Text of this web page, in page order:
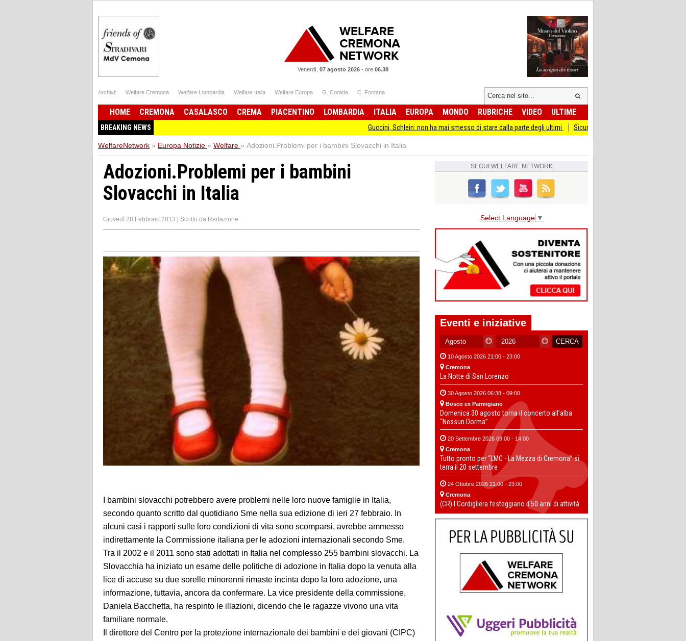
Venerdì, 07 agosto 2026 - ore 06.38
Archivi: Welfare Cremona Welfare Lombardia Welfare Italia Welfare Europa G. Corada C. Fontana
HOME CREMONA CASALASCO CREMA PIACENTINO LOMBARDIA ITALIA EUROPA MONDO RUBRICHE VIDEO ULTIME
BREAKING NEWS Guccini, Schlein: non ha mai smesso di stare dalla parte degli ultimi Sicurezza I Giovani Democratici ribattono ai Giovani di
WelfareNetwork » Europa Notizie » Welfare » Adozioni.Problemi per i bambini Slovacchi in Italia
Adozioni.Problemi per i bambini
Slovacchi in Italia
Giovedì 28 Febbraio 2013 | Scritto da Redazione
I bambini slovacchi potrebbero avere problemi nelle loro nuove famiglie in Italia,
secondo quanto scritto dal quotidiano Sme nella sua edizione di ieri 27 febbraio. In
alcuni casi i rapporti sulle loro condizioni di vita sono scomparsi, avrebbe ammesso
indirettamente la Commissione italiana per le adozioni internazionali secondo Sme.
Tra il 2002 e il 2011 sono stati adottati in Italia nel complesso 255 bambini slovacchi. La
Slovacchia ha iniziato un esame delle politiche di adozione in Italia dopo la venuta alla
lice di accuse su due sorelle minorenni rimaste incinta dopo la loro adozione, una
informazione, tuttavia, ancora da confermare. La vice presidente della commissione,
Daniela Bacchetta, ha respinto le illazioni, dicendo che le ragazze vivono una vita
familiare normale.
Il direttore del Centro per la protezione internazionale dei bambini e dei giovani (CIPC)
SEGUI WELFARE NETWORK
Select Language ▼
Eventi e iniziative
10 Agosto 2026 21:00 - 23:00
Cremona
La Notte di San Lorenzo
30 Agosto 2026 06:38 - 09:00
Bosco ex Parmigiano
Domenica 30 agosto torna il concerto all’alba
“Nessun Dorma”
20 Settembre 2026 09:00 - 14:00
Cremona
Tutto pronto per “LMC - La Mezza di Cremona” si
terra il 20 settembre
24 Ottobre 2026 21:00 - 23:00
Cremona
(CR) I Cordigliera festeggiano il 50 anni di attività